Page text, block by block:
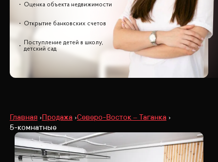
Оценка объекта недвижимости
Открытие банковских счетов
Поступление детей в школу,
детский сад
Главная Продажа Северо-Восток – Таганка
5-комнатные